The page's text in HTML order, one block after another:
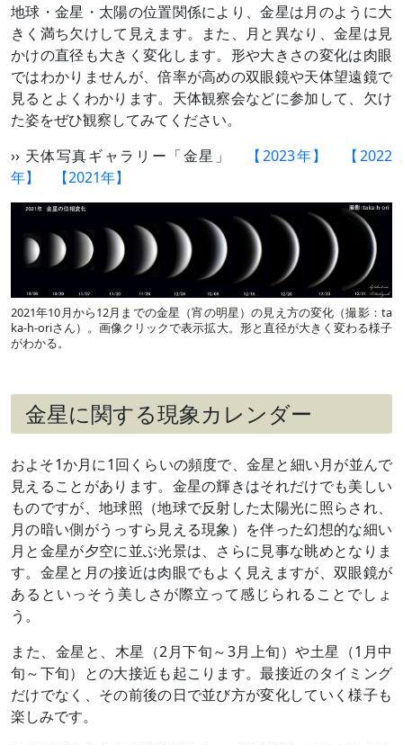
地球・金星・太陽の位置関係により、金星は月のように大
きく満ち欠けして見えます。また、月と異なり、金星は見
かけの直径も大きく変化します。形や大きさの変化は肉眼
ではわかりませんが、倍率が高めの双眼鏡や天体望遠鏡で
見るとよくわかります。天体観察会などに参加して、欠け
た姿をぜひ観察してみてください。
›› 天体写真ギャラリー「金星」
【2023年】
【2022
年】
【2021年】
2021年10月から12月までの金星（宵の明星）の見え方の変化（撮影： ta
ka-h-oriさん）。画像クリックで表示拡大。形と直径が大きく変わる様子
がわかる。
金星に関する現象カレンダー
およそ1か月に1回くらいの頻度で、金星と細い月が並んで
見えることがあります。金星の輝きはそれだけでも美しい
ものですが、地球照（地球で反射した太陽光に照らされ、
月の暗い側がうっすら見える現象）を伴った幻想的な細い
月と金星が夕空に並ぶ光景は、さらに見事な眺めとなりま
す。金星と月の接近は肉眼でもよく見えますが、双眼鏡が
あるといっそう美しさが際立って感じられることでしょ
う。
また、金星と、木星（2月下旬～3月上旬）や土星（1月中
旬～下旬）との大接近も起こります。最接近のタイミング
だけでなく、その前後の日で並び方が変化していく様子も
楽しみです。